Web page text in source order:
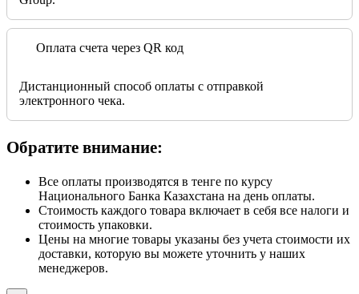
Оплата счета через QR код
Дистанционный способ оплаты с отправкой
электронного чека.
Обратите внимание:
Все оплаты производятся в тенге по курсу
Национального Банка Казахстана на день оплаты.
Стоимость каждого товара включает в себя все налоги и
стоимость упаковки.
Цены на многие товары указаны без учета стоимости их
доставки, которую вы можете уточнить у наших
менеджеров.